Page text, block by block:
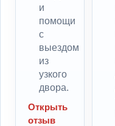
и
помощи
с
выездом
из
узкого
двора.
Открыть
отзыв